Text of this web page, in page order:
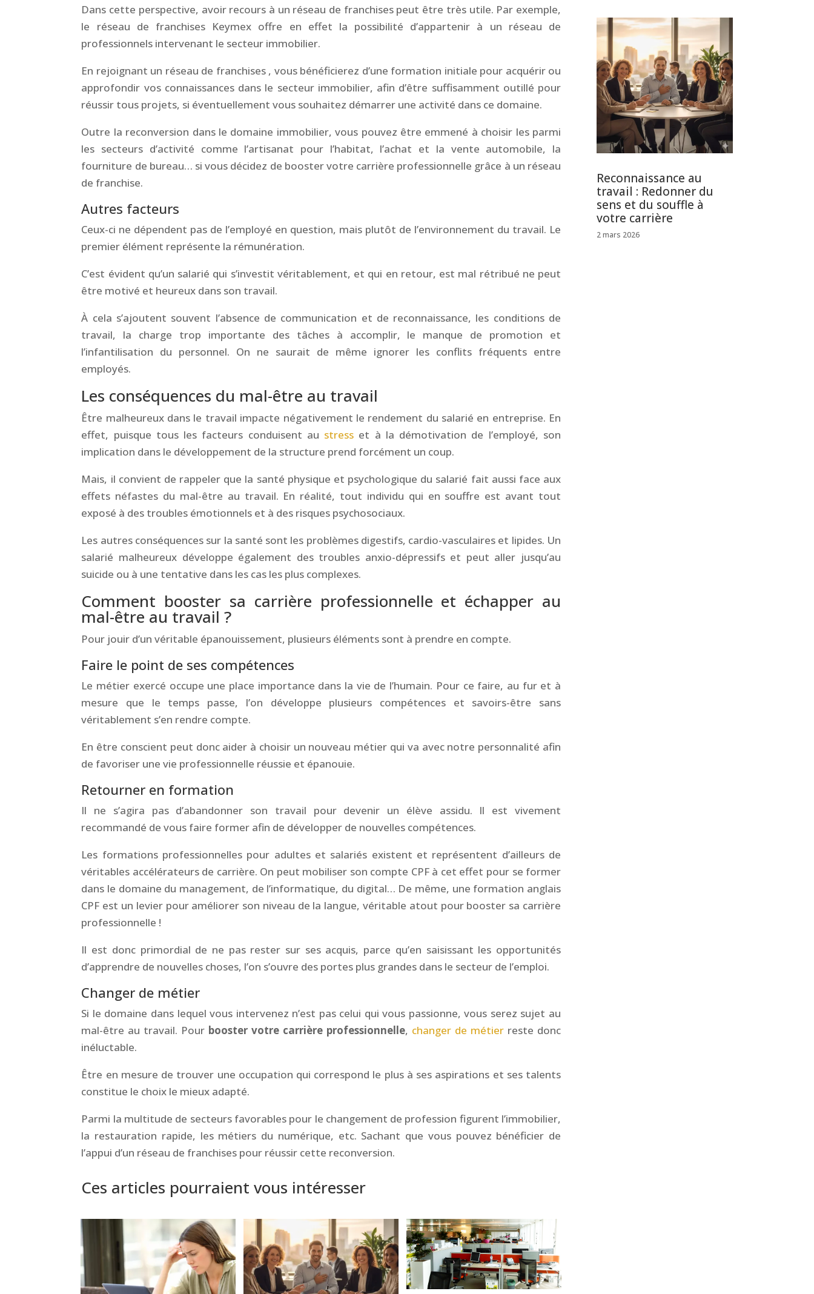
Dans cette perspective, avoir recours à un réseau de franchises peut être très utile. Par exemple,
le réseau de franchises Keymex offre en effet la possibilité d’appartenir à un réseau de
professionnels intervenant le secteur immobilier.
En rejoignant un réseau de franchises , vous bénéficierez d’une formation initiale pour acquérir ou
approfondir vos connaissances dans le secteur immobilier, afin d’être suffisamment outillé pour
réussir tous projets, si éventuellement vous souhaitez démarrer une activité dans ce domaine.
Outre la reconversion dans le domaine immobilier, vous pouvez être emmené à choisir les parmi
les secteurs d’activité comme l’artisanat pour l’habitat, l’achat et la vente automobile, la
fourniture de bureau… si vous décidez de booster votre carrière professionnelle grâce à un réseau
de franchise.
Autres facteurs
Ceux-ci ne dépendent pas de l’employé en question, mais plutôt de l’environnement du travail. Le
premier élément représente la rémunération.
C’est évident qu’un salarié qui s’investit véritablement, et qui en retour, est mal rétribué ne peut
être motivé et heureux dans son travail.
À cela s’ajoutent souvent l’absence de communication et de reconnaissance, les conditions de
travail, la charge trop importante des tâches à accomplir, le manque de promotion et
l’infantilisation du personnel. On ne saurait de même ignorer les conflits fréquents entre
employés.
Les conséquences du mal-être au travail
Être malheureux dans le travail impacte négativement le rendement du salarié en entreprise. En
effet, puisque tous les facteurs conduisent au stress et à la démotivation de l’employé, son
implication dans le développement de la structure prend forcément un coup.
Mais, il convient de rappeler que la santé physique et psychologique du salarié fait aussi face aux
effets néfastes du mal-être au travail. En réalité, tout individu qui en souffre est avant tout
exposé à des troubles émotionnels et à des risques psychosociaux.
Les autres conséquences sur la santé sont les problèmes digestifs, cardio-vasculaires et lipides. Un
salarié malheureux développe également des troubles anxio-dépressifs et peut aller jusqu’au
suicide ou à une tentative dans les cas les plus complexes.
Comment booster sa carrière professionnelle et échapper au
mal-être au travail ?
Pour jouir d’un véritable épanouissement, plusieurs éléments sont à prendre en compte.
Faire le point de ses compétences
Le métier exercé occupe une place importance dans la vie de l’humain. Pour ce faire, au fur et à
mesure que le temps passe, l’on développe plusieurs compétences et savoirs-être sans
véritablement s’en rendre compte.
En être conscient peut donc aider à choisir un nouveau métier qui va avec notre personnalité afin
de favoriser une vie professionnelle réussie et épanouie.
Retourner en formation
Il ne s’agira pas d’abandonner son travail pour devenir un élève assidu. Il est vivement
recommandé de vous faire former afin de développer de nouvelles compétences.
Les formations professionnelles pour adultes et salariés existent et représentent d’ailleurs de
véritables accélérateurs de carrière. On peut mobiliser son compte CPF à cet effet pour se former
dans le domaine du management, de l’informatique, du digital… De même, une formation anglais
CPF est un levier pour améliorer son niveau de la langue, véritable atout pour booster sa carrière
professionnelle !
Il est donc primordial de ne pas rester sur ses acquis, parce qu’en saisissant les opportunités
d’apprendre de nouvelles choses, l’on s’ouvre des portes plus grandes dans le secteur de l’emploi.
Changer de métier
Si le domaine dans lequel vous intervenez n’est pas celui qui vous passionne, vous serez sujet au
mal-être au travail. Pour booster votre carrière professionnelle, changer de métier reste donc
inéluctable.
Être en mesure de trouver une occupation qui correspond le plus à ses aspirations et ses talents
constitue le choix le mieux adapté.
Parmi la multitude de secteurs favorables pour le changement de profession figurent l’immobilier,
la restauration rapide, les métiers du numérique, etc. Sachant que vous pouvez bénéficier de
l’appui d’un réseau de franchises pour réussir cette reconversion.
Ces articles pourraient vous intéresser
Reconnaissance au
travail : Redonner du
sens et du souffle à
votre carrière
2 mars 2026